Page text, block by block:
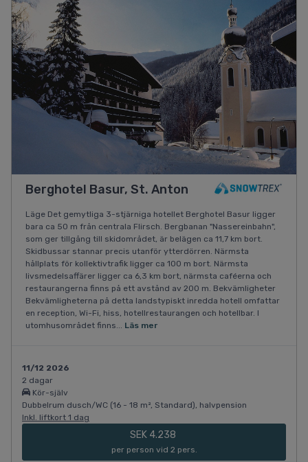
Berghotel Basur, St. Anton
Läge Det gemytliga 3-stjärniga hotellet Berghotel Basur ligger
bara ca 50 m från centrala Flirsch. Bergbanan "Nassereinbahn",
som ger tillgång till skidområdet, är belägen ca 11,7 km bort.
Skidbussar stannar precis utanför ytterdörren. Närmsta
hållplats för kollektivtrafik ligger ca 100 m bort. Närmsta
livsmedelsaffärer ligger ca 6,3 km bort, närmsta caféerna och
restaurangerna finns på ett avstånd av 200 m. Bekvämligheter
Bekvämligheterna på detta landstypiskt inredda hotell omfattar
en reception, Wi-Fi, hiss, hotellrestaurangen och hotellbar. I
utomhusområdet finns... Läs mer
11/12 2026
2 dagar
Kör-själv
Dubbelrum dusch/WC (16 - 18 m², Standard), halvpension
Inkl. liftkort 1 dag
SEK 4.238
per person vid 2 pers.